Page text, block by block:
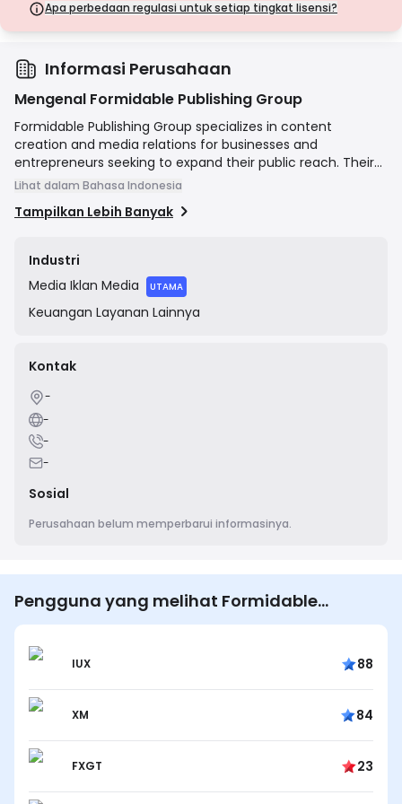
Apa perbedaan regulasi untuk setiap tingkat lisensi?
langkah keamanan.
Dari yurisdiksi dengan pengawasan minimal, lisensi ini seringkali
asuransi. Meskipun menarik untuk fleksibilitas operasional, lisensi ini
menimbulkan risiko yang lebih tinggi bagi pedagang.
Informasi Perusahaan
Mengenal Formidable Publishing Group
Formidable Publishing Group specializes in content
creation and media relations for businesses and
entrepreneurs seeking to expand their public reach. Their
stated goal is to streamline the process of connecting
expertise with a wider audience. The company offers a
focusing on securing media placements and creating
compelling content to enhance brand visibility.
Lihat dalam Bahasa Indonesia
Tampilkan Lebih Banyak
Industri
Media Iklan Media UTAMA
Keuangan Layanan Lainnya
Kontak
-
-
-
-
Sosial
Perusahaan belum memperbarui informasinya.
Pengguna yang melihat Formidable
Publishing Group juga melihat…
IUX 88
XM 84
FXGT 23